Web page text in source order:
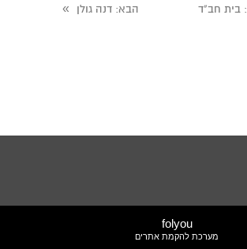
: בית חב"ד
הבא: דנה גולן »
folyou
מערכת להקמת אתרים